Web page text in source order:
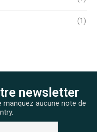
(1)
newsletter
aucune note de